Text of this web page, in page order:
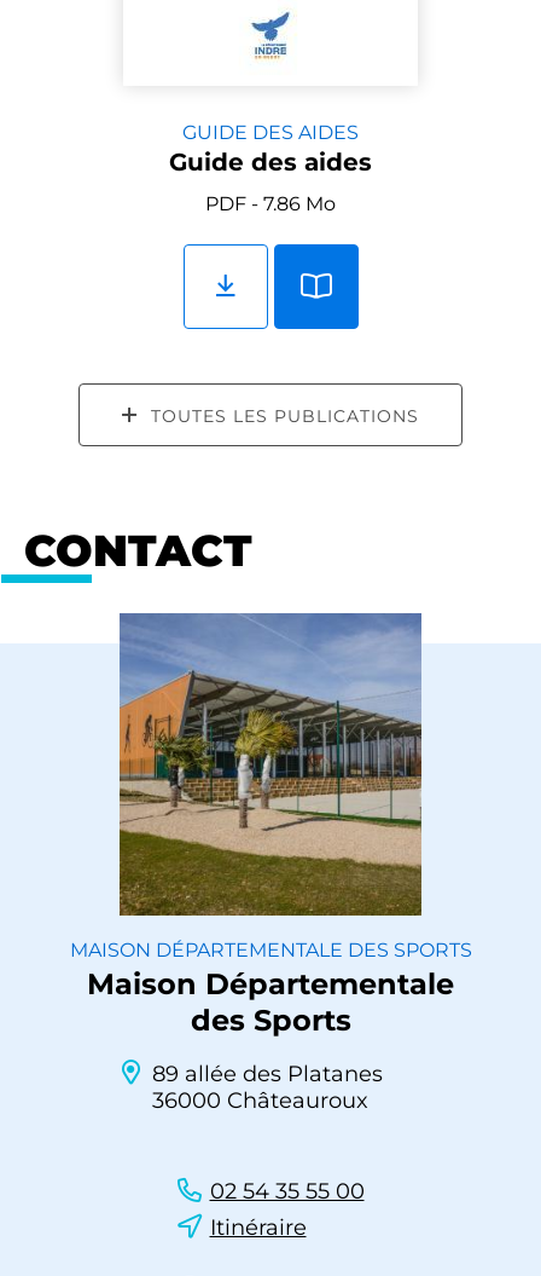
GUIDE DES AIDES
Guide des aides
PDF - 7.86 Mo
TOUTES LES PUBLICATIONS
CONTACT
MAISON DÉPARTEMENTALE DES SPORTS
Maison Départementale
des Sports
89 allée des Platanes
36000 Châteauroux
02 54 35 55 00
Itinéraire